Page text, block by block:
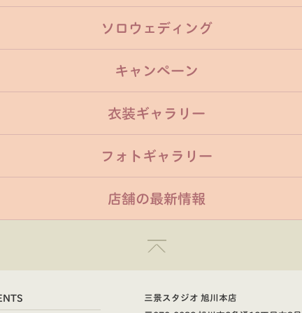
ソロウェディング
キャンペーン
衣装ギャラリー
フォトギャラリー
店舗の最新情報
三景スタジオ 旭川本店